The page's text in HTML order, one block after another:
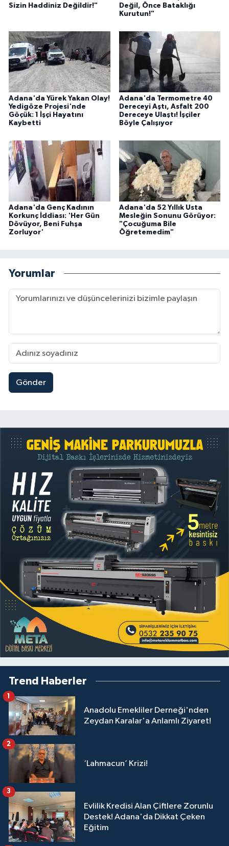
Sizin Haddiniz Değildir!"
Değil, Önce Bataklığı
Kurutun!"
Adana'da Yürek Yakan Olay!
Yedigöze Projesi'nde
Göçük: 1 İşçi Hayatını
Kaybetti
Adana'da Termometre 40
Dereceyi Aştı, Asfalt 200
Dereceye Ulaştı! İşçiler
Böyle Çalışıyor
Adana'da Genç Kadının
Korkunç İddiası: 'Her Gün
Dövüyor, Beni Fuhşa
Zorluyor'
Adana'da 52 Yıllık Usta
Mesleğin Sonunu Görüyor:
"Çocuğuma Bile
Öğretemedim"
Yorumlar
Gönder
Trend Haberler
Anadolu Emekliler Derneği'nden
Zeydan Karalar'a Anlamlı Ziyaret!
1
‘Lahmacun’ Krizi!
2
Evlilik Kredisi Alan Çiftlere Zorunlu
Destek! Adana'da Dikkat Çeken
Eğitim
3